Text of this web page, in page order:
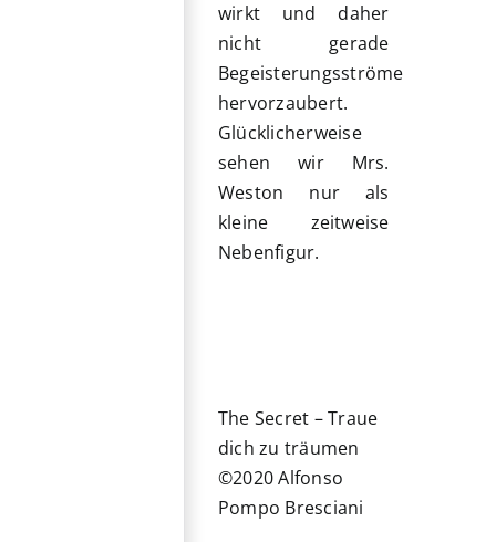
wirkt und daher
nicht gerade
Begeisterungsströme
hervorzaubert.
Glücklicherweise
sehen wir Mrs.
Weston nur als
kleine zeitweise
Nebenfigur.
The Secret – Traue
dich zu träumen
©2020 Alfonso
Pompo Bresciani